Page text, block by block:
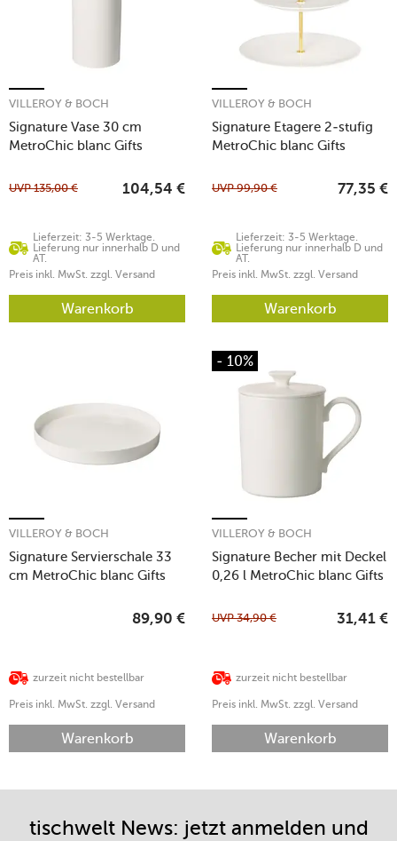
Signature Vase 30 cm
MetroChic blanc Gifts
VILLEROY & BOCH
Lieferzeit: 3-5 Werktage.
Lieferung nur innerhalb D und
AT.
UVP135,00 € 104,54 €
Preis inkl. MwSt. zzgl. Versand
Warenkorb
Signature Etagere 2-stufig
MetroChic blanc Gifts
VILLEROY & BOCH
Lieferzeit: 3-5 Werktage.
Lieferung nur innerhalb D und
AT.
UVP99,90 € 77,35 €
Preis inkl. MwSt. zzgl. Versand
Warenkorb
Signature Servierschale 33
cm MetroChic blanc Gifts
VILLEROY & BOCH
zurzeit nicht bestellbar
89,90 €
Preis inkl. MwSt. zzgl. Versand
Warenkorb
- 10%
Signature Becher mit Deckel
0,26 l MetroChic blanc Gifts
VILLEROY & BOCH
zurzeit nicht bestellbar
UVP34,90 € 31,41 €
Preis inkl. MwSt. zzgl. Versand
Warenkorb
tischwelt News: jetzt anmelden und